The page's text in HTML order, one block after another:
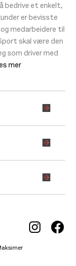
bedrive et enkelt,
er bevisste
medarbeidere til
skal være den
som driver med
mer